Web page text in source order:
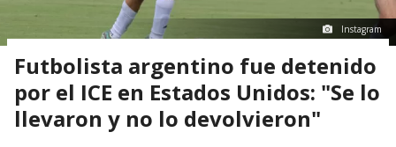
Instagram
Futbolista argentino fue detenido
por el ICE en Estados Unidos: "Se lo
llevaron y no lo devolvieron"